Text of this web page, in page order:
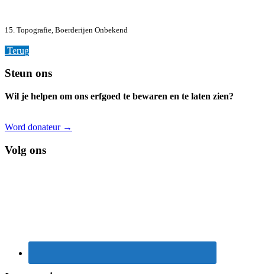
15. Topografie, Boerderijen Onbekend
Terug
Footer
Steun ons
Wil je helpen om ons erfgoed te bewaren en te laten zien?
Word donateur →
Volg ons